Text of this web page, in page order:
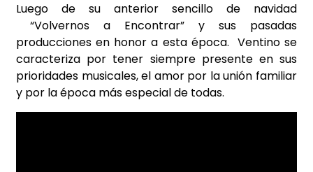
Luego de su anterior sencillo de navidad
“Volvernos a Encontrar” y sus pasadas
producciones en honor a esta época. Ventino se
caracteriza por tener siempre presente en sus
prioridades musicales, el amor por la unión familiar
y por la época más especial de todas.